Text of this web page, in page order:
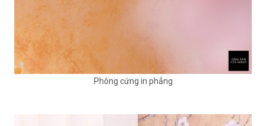
Phông cứng in phẳng